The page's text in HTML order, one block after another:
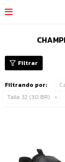

Filtrando por:
Talle 32 (30 BR)